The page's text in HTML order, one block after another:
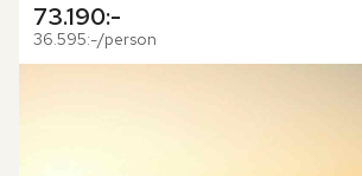
73.190:-
36.595:-/person